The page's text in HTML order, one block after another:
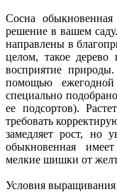
Сосна
решение в вашем
направлены в
целом, такое дерево
восприятие
помощью
специально
ее подсортов).
требовать
замедляет рост, но
обыкновенная
мелкие шишки от
Условия выращивания